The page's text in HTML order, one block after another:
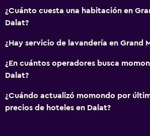
¿Cuánto cuesta una habitación en
Dalat?
¿Hay servicio de lavandería en Grand
¿En cuántos operadores busca
Dalat?
¿Cuándo actualizó momondo por
precios de hoteles en Dalat?